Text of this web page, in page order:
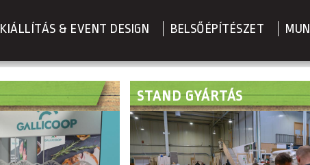
KIÁLLÍTÁS & EVENT DESIGN BELSŐÉPÍTÉSZET
STAND GYÁRTÁS